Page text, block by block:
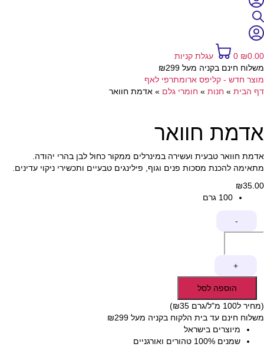
₪0.00
0
עגלת קניות
משלוח חינם בקניה מעל ₪299
מוצר חדש - קליפס ארומתרפי לאף
דף הבית » חנות » חומרי גלם » אדמת חוואר
אדמת חוואר
אדמת חוואר טבעית ועשירה במינרלים ממקור כחול לבן בהרי יהודה.
מתאימה להכנת מסכות פנים וגוף, פילינגים טבעיים ותכשירי ניקוי עדינים.
₪35.00
100 גרם
-
+
הוספה לסל
(מחיר ל100 מ"ל/גרם ₪35)
משלוח חינם עד בית הלקוח בקניה מעל ₪299
מיוצרים בישראל
שמנים 100% טהורים ואורגניים